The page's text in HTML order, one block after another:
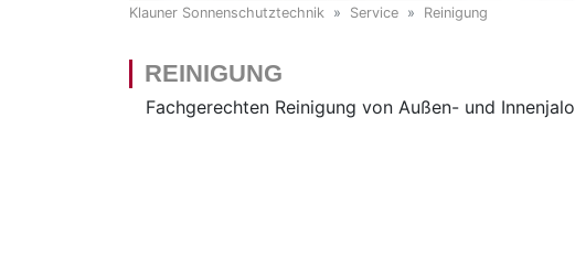
Klauner Sonnenschutztechnik Service Reinigung
REINIGUNG
Fachgerechten Reinigung von Außen- und